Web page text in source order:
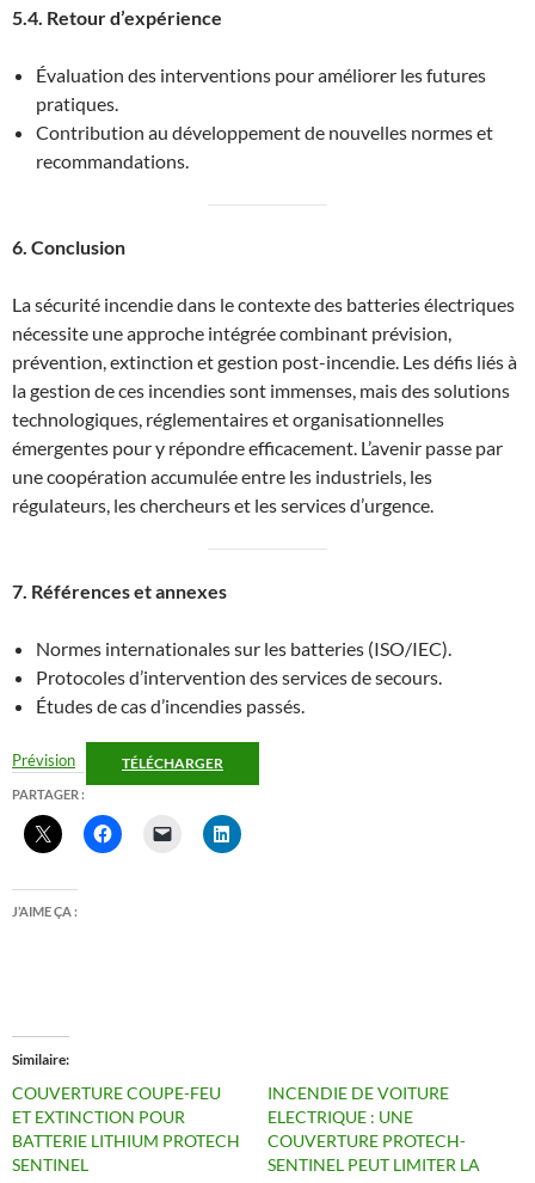
5.4. Retour d’expérience
Évaluation des interventions pour améliorer les futures
pratiques.
Contribution au développement de nouvelles normes et
recommandations.
6. Conclusion
La sécurité incendie dans le contexte des batteries électriques
nécessite une approche intégrée combinant prévision,
prévention, extinction et gestion post-incendie. Les défis liés à
la gestion de ces incendies sont immenses, mais des solutions
technologiques, réglementaires et organisationnelles
émergentes pour y répondre efficacement. L’avenir passe par
une coopération accumulée entre les industriels, les
régulateurs, les chercheurs et les services d’urgence.
7. Références et annexes
Normes internationales sur les batteries (ISO/IEC).
Protocoles d’intervention des services de secours.
Études de cas d’incendies passés.
Prévision TÉLÉCHARGER
PARTAGER :
J’AIME ÇA :
Similaire
COUVERTURE COUPE-FEU
ET EXTINCTION POUR
BATTERIE LITHIUM PROTECH
SENTINEL
INCENDIE DE VOITURE
ELECTRIQUE : UNE
COUVERTURE PROTECH-
SENTINEL PEUT LIMITER LA